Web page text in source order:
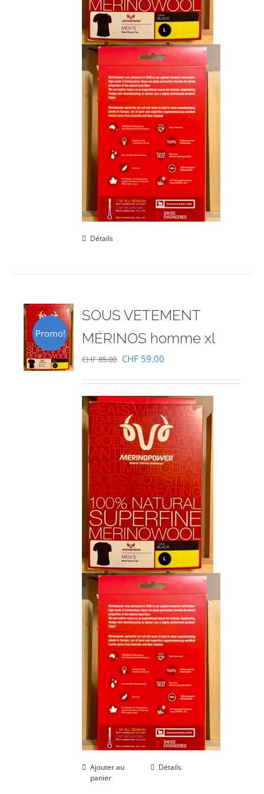
Détails
Promo!
SOUS VETEMENT
MÉRINOS homme xl
CHF85.00 Le
initial
était :
CHF 85.00.
CHF 59.00
actuel
est :
CHF 59.00.
Ajouter au
panier
Détails